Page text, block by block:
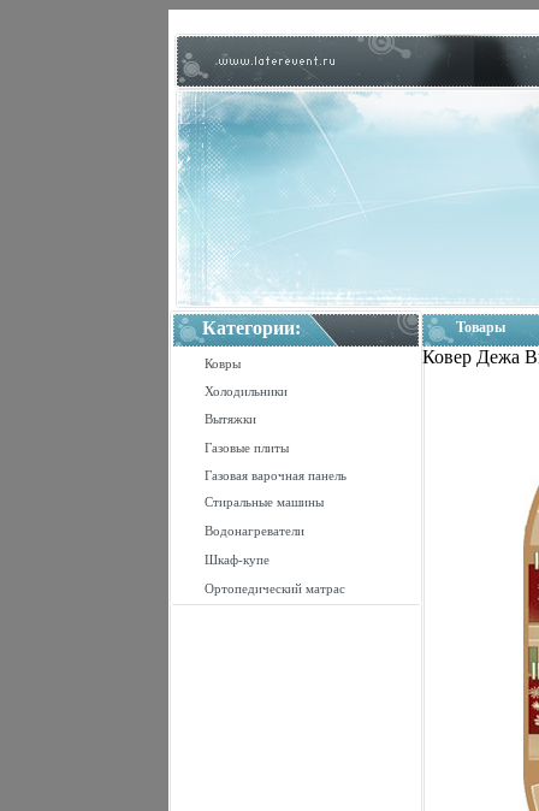
Категории:
Ковры
Холодильники
Вытяжки
Газовые плиты
Газовая варочная панель
Стиральные машины
Водонагреватели
Шкаф-купе
Ортопедический матрас
Товары
Ковер Дежа